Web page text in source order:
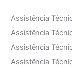
Assistência
Assistência
Assistência
Assistência